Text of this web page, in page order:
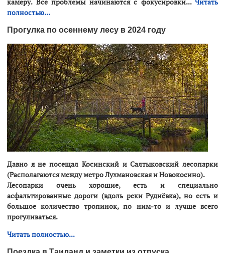
полностью...
Прогулка по осеннему лесу в 2024 году
Давно я не посещал Косинский и Салтыковский лесопарки
(Располагаются между метро Лухмановская и Новокосино).
Лесопарки очень хорошие, есть и специально
асфальтированные дороги (вдоль реки Руднёвка), но есть и
большое количество тропинок, по ним-то и лучше всего
прогуливаться.
Читать полностью...